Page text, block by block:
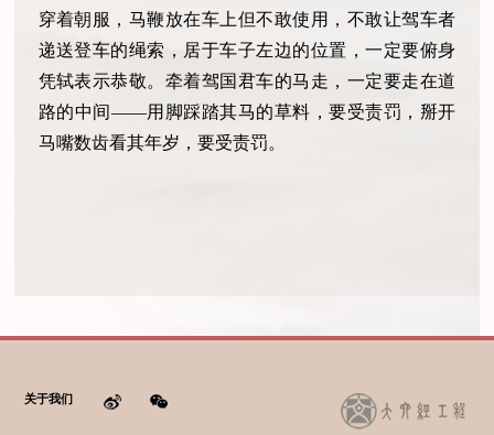
穿着朝服，马鞭放在车上但不敢使用，不敢让驾车者
递送登车的绳索，居于车子左边的位置，一定要俯身
凭轼表示恭敬。牵着驾国君车的马走，一定要走在道
路的中间——用脚踩踏其马的草料，要受责罚，掰开
马嘴数齿看其年岁，要受责罚。
关于我们